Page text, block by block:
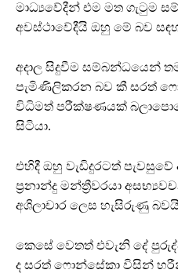
මාධ්‍යවේදීන් එම මත ගැටුම
අවස්ථාවේදීයි ඔහු මේ බව
අදාල සිදුවීම සම්බන්ධයෙන්
පැමිණිලිකරන බව කී සරත්
විධිමත් පරීක්ෂණයක්
සිටියා.
එහිදී ඔහු වැඩිදුරටත්
ප්‍රනාන්දු මන්ත්‍රීවරයා
අශිලාචාර ලෙස හැසිරුණු
කෙසේ වෙතත් එවැනි දේ
ද සරත් ෆොන්සේකා විසින් හරීන්